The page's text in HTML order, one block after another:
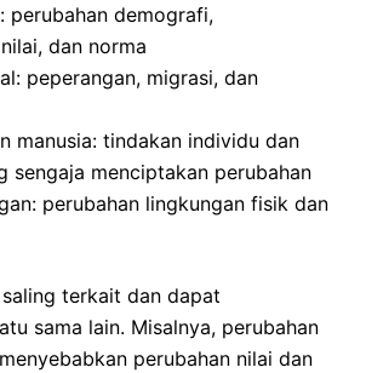
perubahan demografi,
dan norma
peperangan, migrasi, dan
manusia: tindakan individu dan
sengaja menciptakan perubahan
perubahan lingkungan fisik dan
terkait dan dapat
sama lain. Misalnya, perubahan
perubahan nilai dan